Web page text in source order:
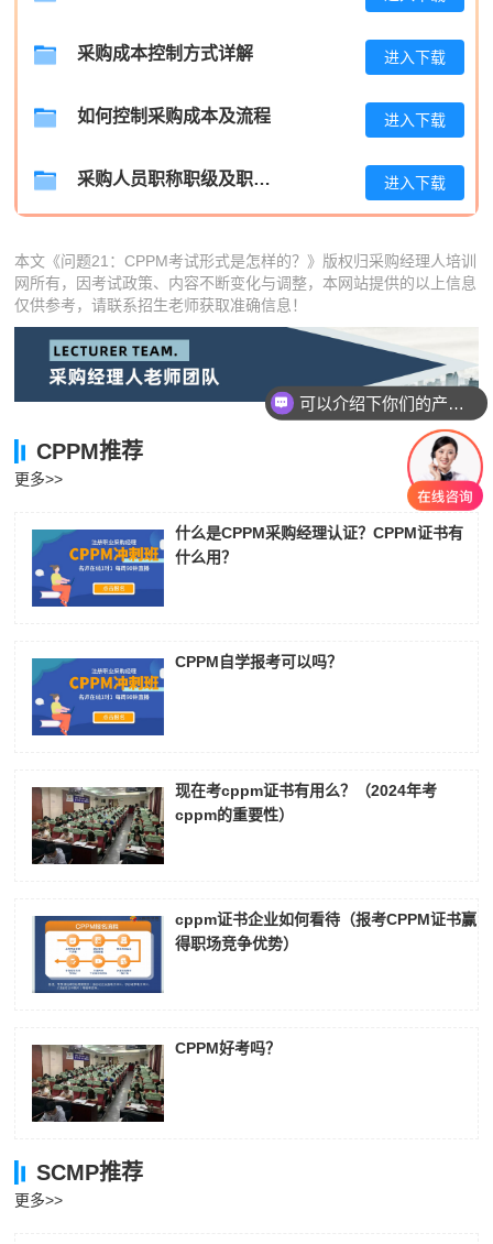
李* 181****7483
采购成本控制方式详解 进入下载
如何控制采购成本及流程 进入下载
采购人员职称职级及职位晋升管理制度 进入下载
本文《问题21：CPPM考试形式是怎样的？》版权归采购经理人培训
网所有，因考试政策、内容不断变化与调整，本网站提供的以上信息
仅供参考，请联系招生老师获取准确信息！
CPPM推荐
更多>>
什么是CPPM采购经理认证？CPPM证书有
什么用？
CPPM自学报考可以吗？
现在考cppm证书有用么？（2024年考
cppm的重要性）
cppm证书企业如何看待（报考CPPM证书赢
得职场竞争优势）
CPPM好考吗？
SCMP推荐
更多>>